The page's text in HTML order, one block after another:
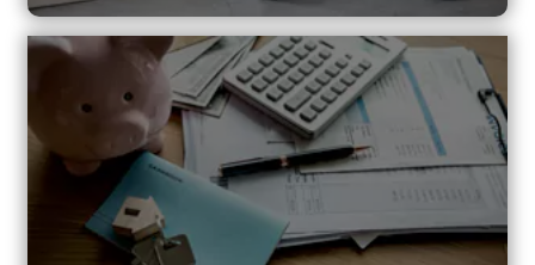
Découvrez tous les avantages d'acheter un logement
en VEFA pour votre résidence principale ou pour
investir.